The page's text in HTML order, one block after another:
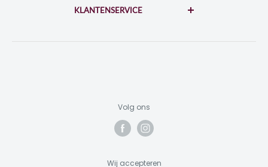
zo-ma: 12:00 - 17:00
Privacybeleid
KLANTENSERVICE
Volg ons
Wij accepteren